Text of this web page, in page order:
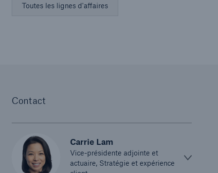
Toutes les lignes d'affaires
Contact
Carrie Lam
Vice-présidente adjointe et
actuaire, Stratégie et expérience